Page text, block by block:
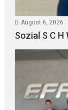
August 6, 2026
Sozial S C H